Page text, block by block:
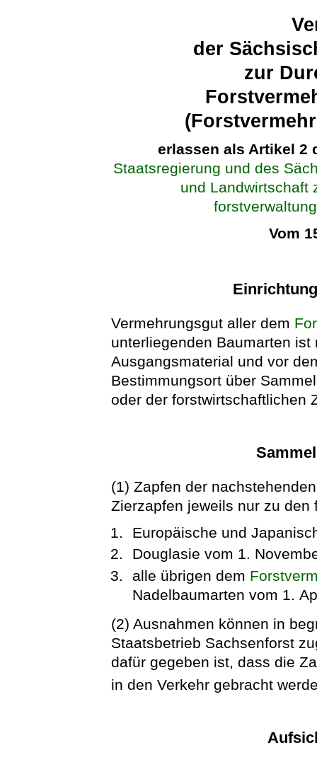
der
zur
erlassen als Artikel 2
Staatsregierung und des
und Landwirtschaft
Vom
Vermehrungsgut aller dem
unterliegenden Baumarten
Ausgangsmaterial und vor
Bestimmungsort über
oder der forstwirtschaftlichen
(1) Zapfen der
Zierzapfen jeweils nur zu
Europäische und
Douglasie vom 1.
alle übrigen dem
Nadelbaumarten vom 1.
(2) Ausnahmen können in
Staatsbetrieb Sachsenforst
dafür gegeben ist, dass die
in den Verkehr gebracht